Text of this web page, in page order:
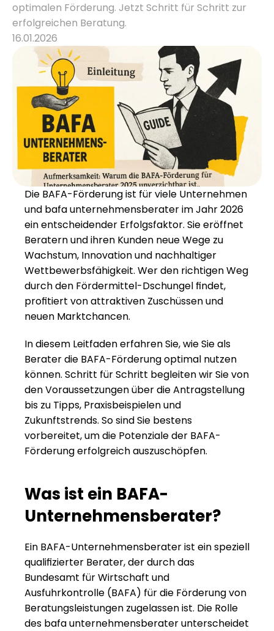
Karriere
Wissen
Mehr erfahren
Referenzen
Über uns
Karriere
optimalen Förderung. Jetzt Schritt für Schritt zur
erfolgreichen Beratung.
16.01.2026
Die BAFA-Förderung ist für viele Unternehmen
und bafa unternehmensberater im Jahr 2026
ein entscheidender Erfolgsfaktor. Sie eröffnet
Beratern und ihren Kunden neue Wege zu
Wachstum, Innovation und nachhaltiger
Wettbewerbsfähigkeit. Wer den richtigen Weg
durch den Fördermittel-Dschungel findet,
profitiert von attraktiven Zuschüssen und
neuen Marktchancen.
In diesem Leitfaden erfahren Sie, wie Sie als
Berater die BAFA-Förderung optimal nutzen
können. Schritt für Schritt begleiten wir Sie von
den Voraussetzungen über die Antragstellung
bis zu Tipps, Praxisbeispielen und
Zukunftstrends. So sind Sie bestens
vorbereitet, um die Potenziale der BAFA-
Förderung erfolgreich auszuschöpfen.
Was ist ein BAFA-
Unternehmensberater?
Ein BAFA-Unternehmensberater ist ein speziell
qualifizierter Berater, der durch das
Bundesamt für Wirtschaft und
Ausfuhrkontrolle (BAFA) für die Förderung von
Beratungsleistungen zugelassen ist. Die Rolle
des bafa unternehmensberater unterscheidet